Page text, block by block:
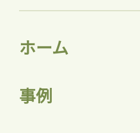
ホーム
事例